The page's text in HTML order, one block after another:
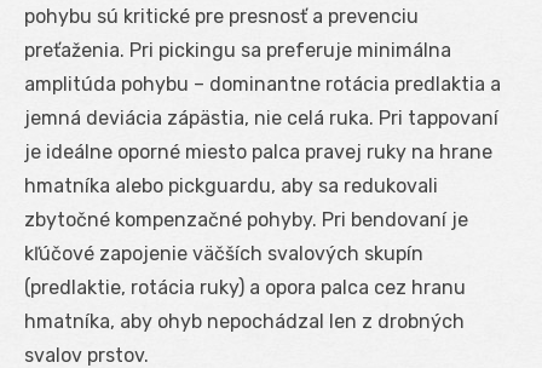
pohybu sú kritické pre presnosť a prevenciu
preťaženia. Pri pickingu sa preferuje minimálna
amplitúda pohybu – dominantne rotácia predlaktia a
jemná deviácia zápästia, nie celá ruka. Pri tappovaní
je ideálne oporné miesto palca pravej ruky na hrane
hmatníka alebo pickguardu, aby sa redukovali
zbytočné kompenzačné pohyby. Pri bendovaní je
kľúčové zapojenie väčších svalových skupín
(predlaktie, rotácia ruky) a opora palca cez hranu
hmatníka, aby ohyb nepochádzal len z drobných
svalov prstov.